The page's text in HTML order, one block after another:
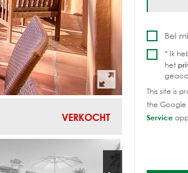
VERKOCHT
Bel
* Ik
het
This site is
the Google
Service